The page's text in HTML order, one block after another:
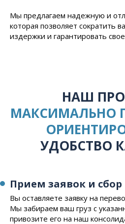
Мы предлагаем надежную и
которая позволяет сократить
издержки и гарантировать
НАШ
МАКСИМАЛЬНО
УДОБСТВО
Прием заявок и сбор
Вы оставляете заявку на
Мы забираем ваш груз с
привозите его на наш